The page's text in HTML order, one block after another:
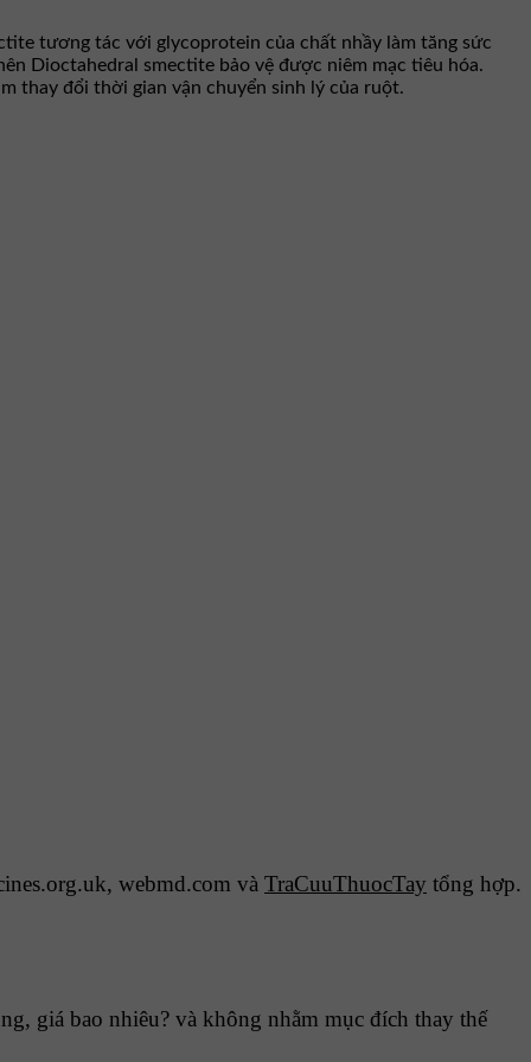
tương tác với glycoprotein của chất nhầy làm tăng sức
Dioctahedral smectite bảo vệ được niêm mạc tiêu hóa.
thay đổi thời gian vận chuyển sinh lý của ruột.
webmd.com và TraCuuThuocTay tổng hợp.
giá bao nhiêu? và không nhằm mục đích thay thế